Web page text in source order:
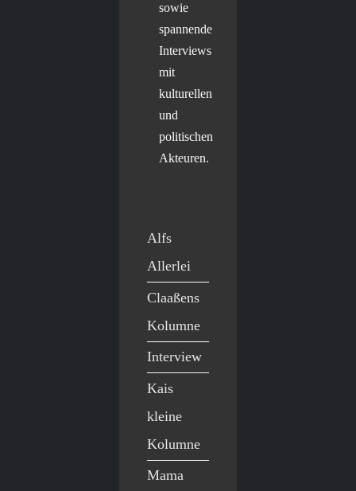
sowie
spannende
Interviews
mit
kulturellen
und
politischen
Akteuren.
Alfs
Allerlei
Claaßens
Kolumne
Interview
Kais
kleine
Kolumne
Mama